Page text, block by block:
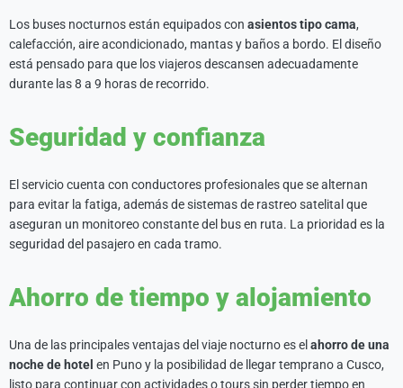
Los buses nocturnos están equipados con asientos tipo cama,
calefacción, aire acondicionado, mantas y baños a bordo. El diseño
está pensado para que los viajeros descansen adecuadamente
durante las 8 a 9 horas de recorrido.
Seguridad y confianza
El servicio cuenta con conductores profesionales que se alternan
para evitar la fatiga, además de sistemas de rastreo satelital que
aseguran un monitoreo constante del bus en ruta. La prioridad es la
seguridad del pasajero en cada tramo.
Ahorro de tiempo y alojamiento
Una de las principales ventajas del viaje nocturno es el ahorro de una
noche de hotel en Puno y la posibilidad de llegar temprano a Cusco,
listo para continuar con actividades o tours sin perder tiempo en